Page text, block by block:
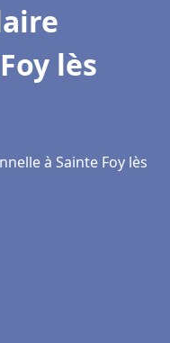
lès
à Sainte Foy lès